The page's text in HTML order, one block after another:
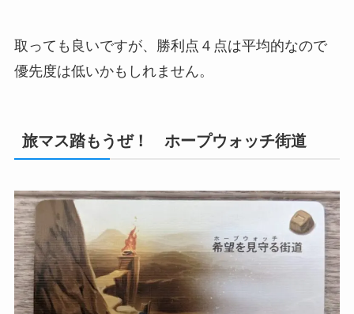
取っても良いですが、勝利点４点は平均的なので
優先度は低いかもしれません。
旅マス踏もうぜ！ ホープウォッチ街道